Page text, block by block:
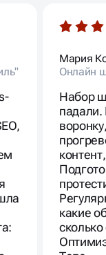
Мария
Онлайн
Набор
какие
сколько